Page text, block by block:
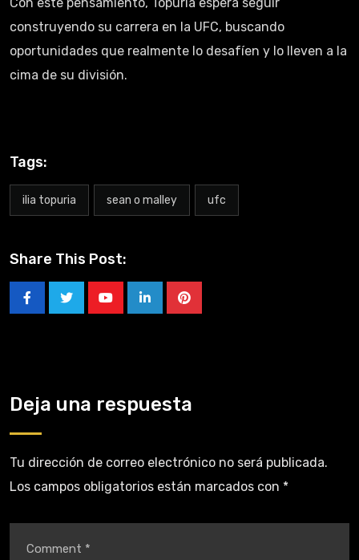
construyendo su carrera en la UFC, buscando
oportunidades que realmente lo desafíen y lo lleven a la
cima de su división.
Tags:
ilia topuria sean o malley ufc
Share This Post:
Deja una respuesta
Tu dirección de correo electrónico no será publicada.
Los campos obligatorios están marcados con *